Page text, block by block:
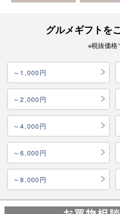
グルメギフトを
※税抜価格
～1,000円
～2,000円
～4,000円
～6,000円
～8,000円